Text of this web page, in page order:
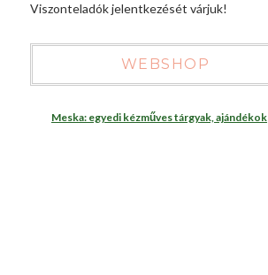
Viszonteladók jelentkezését várjuk!
WEBSHOP
Meska: egyedi kézműves tárgyak, ajándékok